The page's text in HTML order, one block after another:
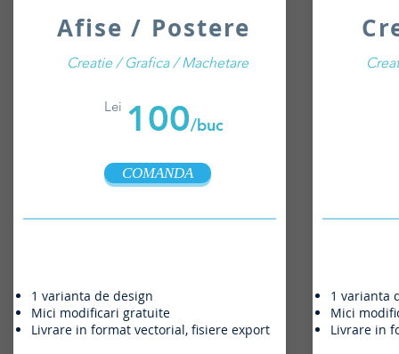
Afise / Postere
Creatie / Grafica / Machetare
100/buc
Lei
COMANDA
1 varianta de design
Mici modificari gratuite
Livrare in format vectorial, fisiere export
1 varianta
Mici
Livrare in